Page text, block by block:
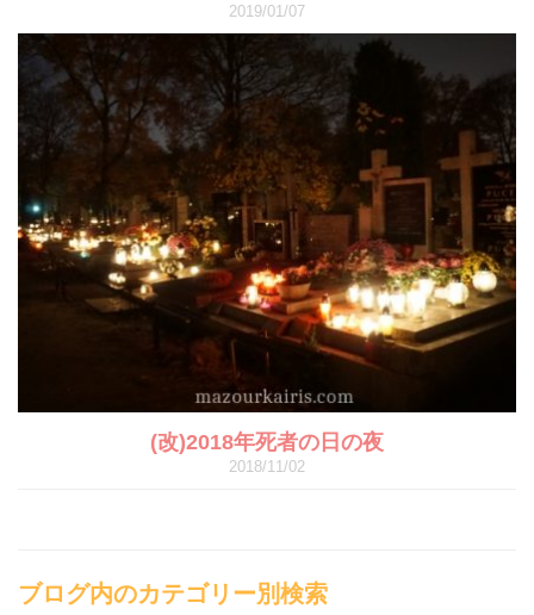
2019/01/07
(改)2018年死者の日の夜
2018/11/02
ブログ内のカテゴリー別検索